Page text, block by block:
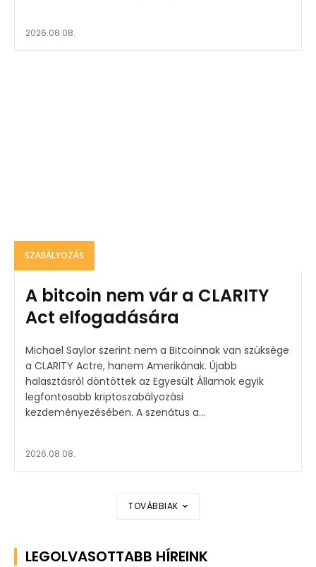
2026.08.08.
SZABÁLYOZÁS
A bitcoin nem vár a CLARITY
Act elfogadására
Michael Saylor szerint nem a Bitcoinnak van szüksége
a CLARITY Actre, hanem Amerikának. Újabb
halasztásról döntöttek az Egyesült Államok egyik
legfontosabb kriptoszabályozási
kezdeményezésében. A szenátus a...
2026.08.08.
TOVÁBBIAK
LEGOLVASOTTABB HÍREINK